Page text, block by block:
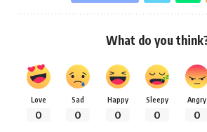
What do you
Love
0
Sad
0
Happy
0
Sleepy
0
Angry
0